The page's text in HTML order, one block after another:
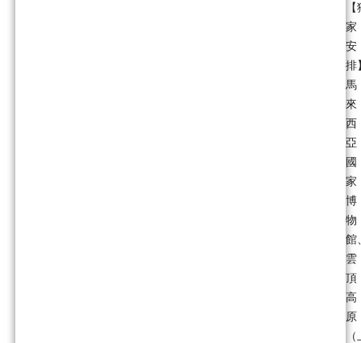
家
安
排
馬
來
西
亞
國
家
博
物
館
雲
頂
高
原